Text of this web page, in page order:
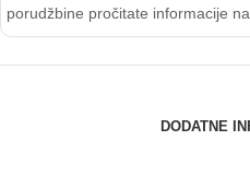
porudžbine pročitate informacije
DODATNE